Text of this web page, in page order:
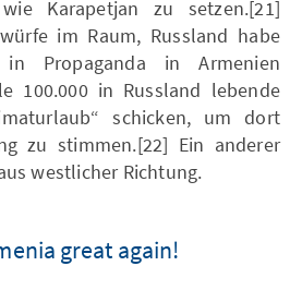
Karapetjan zu setzen.[21]
im Raum, Russland habe
Propaganda in Armenien
100.000 in Russland lebende
schicken, um dort
zu stimmen.[22] Ein anderer
westlicher Richtung.
great again!